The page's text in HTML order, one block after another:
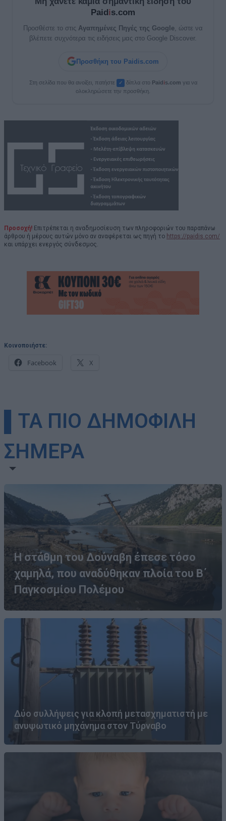
Paidis.com
Προσθέστε το στις Αγαπημένες Πηγές της Google , ώστε να
βλέπετε συχνότερα τις ειδήσεις μας στο Google Discover.
Προσθήκη του Paidis.com
Στη σελίδα που θα ανοίξει, πατήστε ✓ δίπλα στο Paidis.com για να
ολοκληρώσετε την προσθήκη.
Προσοχή! Επιτρέπεται η αναδημοσίευση των πληροφοριών του παραπάνω
άρθρου ή μέρους αυτών μόνο αν αναφέρεται ως πηγή το https://paidis.com/
και υπάρχει ενεργός σύνδεσμος.
Κοινοποιήστε:
Facebook X
▌ΤΑ ΠΙΟ ΔΗΜΟΦΙΛΗ
ΣΗΜΕΡΑ
Η στάθμη του Δούναβη έπεσε τόσο
χαμηλά, που αναδύθηκαν πλοία του Β΄
Παγκοσμίου Πολέμου
Δύο συλλήψεις για κλοπή μετασχηματιστή με
ανυψωτικό μηχάνημα στον Τύρναβο